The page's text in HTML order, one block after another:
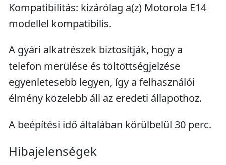
Kompatibilitás: kizárólag a(z) Motorola E14
modellel kompatibilis.
A gyári alkatrészek biztosítják, hogy a
telefon merülése és töltöttségjelzése
egyenletesebb legyen, így a felhasználói
élmény közelebb áll az eredeti állapothoz.
A beépítési idő általában körülbelül 30 perc.
Hibajelenségek